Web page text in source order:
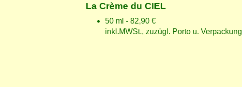
La Crème du CIEL
50 ml - 82,90 €
inkl.MWSt., zuzügl. Porto u. Verpackung